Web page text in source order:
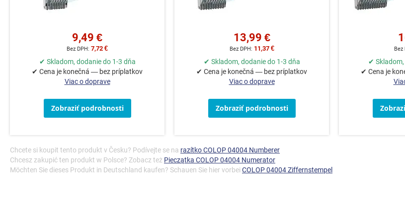
9,49 €
7,72 €
✔ Skladom, dodanie do 1-3 dňa
✔ Cena je konečná — bez príplatkov
Viac o doprave
Zobraziť podrobnosti
13,99 €
11,37 €
✔ Skladom, dodanie do 1-3 dňa
✔ Cena je konečná — bez príplatkov
Viac o doprave
Zobraziť podrobnosti
✔
✔ Cena je
Chcete si koupit tento produkt v Česku? Podívejte se na razítko COLOP 04004 Numberer
Chcesz zakupić ten produkt w Polsce? Zobacz też Pieczątka COLOP 04004 Numerator
Möchten Sie dieses Produkt in Deutschland kaufen? Schauen Sie hier vorbei COLOP 04004 Ziffernstempel